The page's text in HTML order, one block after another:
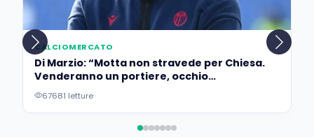
CALCIOMERCATO
Di Marzio: “Motta non stravede per Chiesa.
Venderanno un portiere, occhio
all’operazione…”
67681 letture